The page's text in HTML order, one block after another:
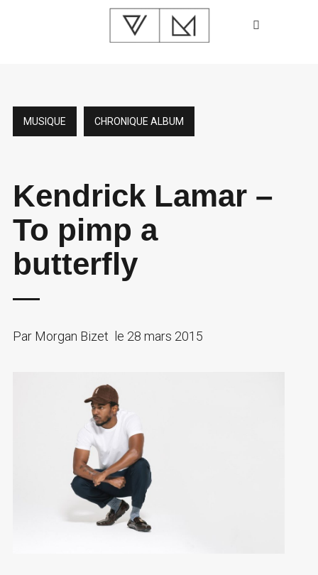
MUSIQUE CHRONIQUE ALBUM
Kendrick Lamar –
To pimp a
butterfly
ParMorgan Bizet le 28 mars 2015